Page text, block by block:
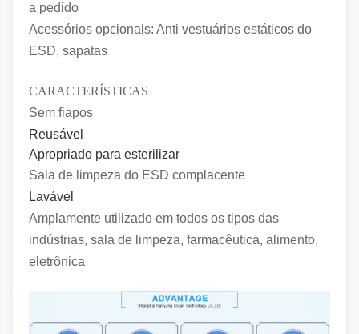
a pedido
Acessórios opcionais: Anti vestuários estáticos do
ESD, sapatas
CARACTERÍSTICAS
Sem fiapos
Reusável
Apropriado para esterilizar
Sala de limpeza do ESD complacente
Lavável
Amplamente utilizado em todos os tipos das
indústrias, sala de limpeza, farmacêutica, alimento,
eletrônica